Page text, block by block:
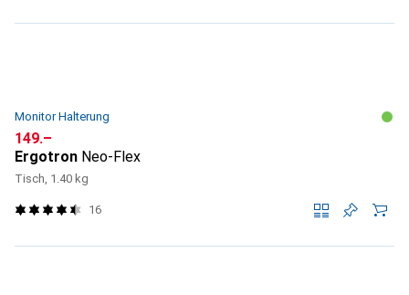
Monitor Halterung
CHF
149.–
Ergotron Neo-Flex
Tisch, 1.40 kg
16